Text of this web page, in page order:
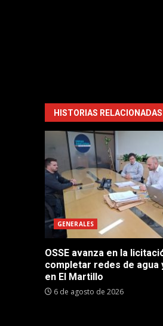
HISTORIAS RELACIONADAS
GENERALES
OSSE avanza en la
completar redes de agua
en El Martillo
6 de agosto de 2026